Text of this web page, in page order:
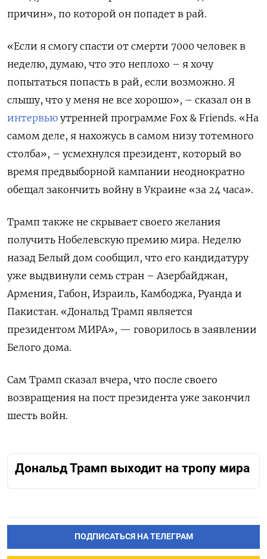
причин», по которой он попадет в рай.
«Если я смогу спасти от смерти 7000 человек в
неделю, думаю, что это неплохо – я хочу
попытаться попасть в рай, если возможно. Я
слышу, что у меня не все хорошо», – сказал он в
интервью утренней программе Fox & Friends. «На
самом деле, я нахожусь в самом низу тотемного
столба», – усмехнулся президент, который во
время предвыборной кампании неоднократно
обещал закончить войну в Украине «за 24 часа».
Трамп также не скрывает своего желания
получить Нобелевскую премию мира. Неделю
назад Белый дом сообщил, что его кандидатуру
уже выдвинули семь стран – Азербайджан,
Армения, Габон, Израиль, Камбоджа, Руанда и
Пакистан. «Дональд Трамп является
президентом МИРА», — говорилось в заявлении
Белого дома.
Сам Трамп сказал вчера, что после своего
возвращения на пост президента уже закончил
шесть войн.
Дональд Трамп выходит на тропу мира
ПОДПИСАТЬСЯ НА ТЕЛЕГРАМ